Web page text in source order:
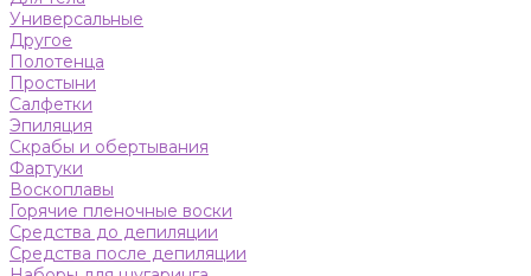
Универсальные
Другое
Полотенца
Простыни
Салфетки
Эпиляция
Скрабы и обертывания
Фартуки
Воскоплавы
Горячие пленочные воски
Средства до депиляции
Средства после депиляции